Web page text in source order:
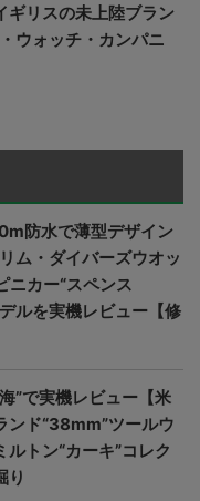
ギリスの未上陸ブラン
ウォッチ・カンパニ
防水で薄型デザイン
リム・ダイバーズウオッ
ニカー“スペンス
ルを実機レビュー【修
”で実機レビュー【米
ンド“38mm”ツールウ
ルトン“カーキ”コレク
り